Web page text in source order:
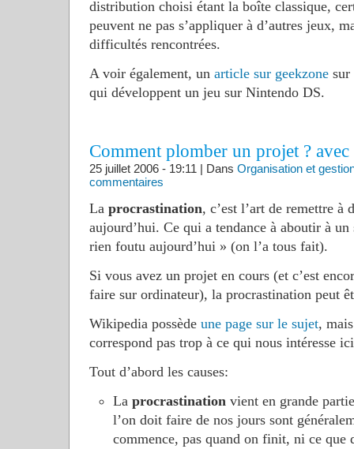
distribution choisi étant la boîte classique,
peuvent ne pas s’appliquer à d’autres jeux,
difficultés rencontrées.
A voir également, un article sur geekzonesur
qui développent un jeu sur Nintendo DS.
Comment plomber un projet ?
25 juillet 2006 - 19:11 | Dans Organisation et
commentaires
La procrastination, c’est l’art de remettre à
aujourd’hui. Ce qui a tendance à aboutir à
rien foutu aujourd’hui » (on l’a tous fait).
Si vous avez un projet en cours (et c’est
faire sur ordinateur), la procrastination peut
Wikipedia possède une page sur le sujet,
correspond pas trop à ce qui nous intéresse
Tout d’abord les causes:
La procrastination vient en grande
l’on doit faire de nos jours sont
commence, pas quand on finit, ni ce que